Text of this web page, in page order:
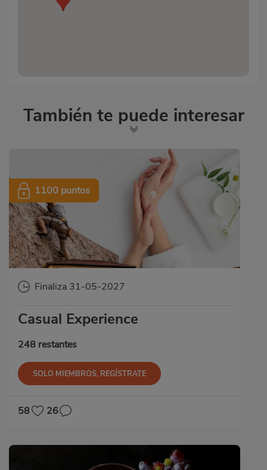
También te puede interesar
1100 puntos
Finaliza 31-05-2027
Casual Experience
248 restantes
SOLO MIEMBROS, REGÍSTRATE
58 26